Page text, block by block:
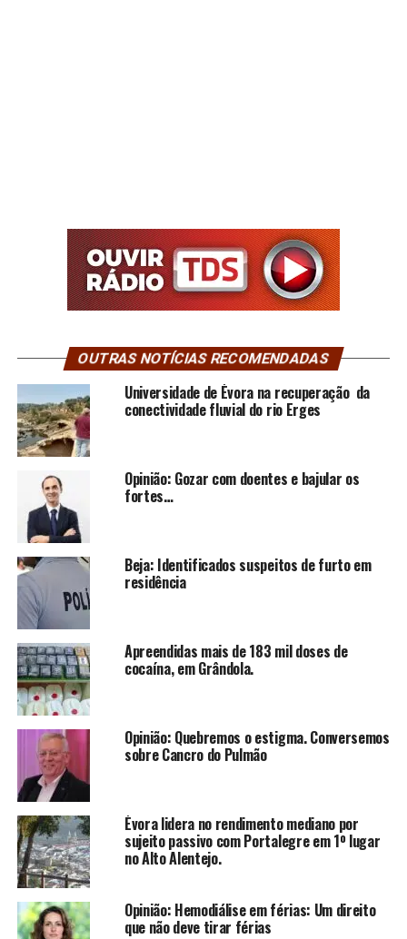
OUTRAS NOTÍCIAS RECOMENDADAS
Universidade de Évora na recuperação da
conectividade fluvial do rio Erges
Opinião: Gozar com doentes e bajular os
fortes…
Beja: Identificados suspeitos de furto em
residência
Apreendidas mais de 183 mil doses de
cocaína, em Grândola.
Opinião: Quebremos o estigma. Conversemos
sobre Cancro do Pulmão
Évora lidera no rendimento mediano por
sujeito passivo com Portalegre em 1º lugar
no Alto Alentejo.
Opinião: Hemodiálise em férias: Um direito
que não deve tirar férias